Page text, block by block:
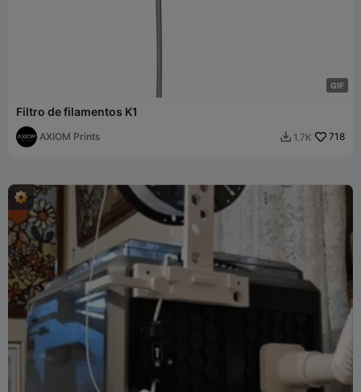
GIF
Filtro de filamentos K1
AXIOM Prints  1.7K 718